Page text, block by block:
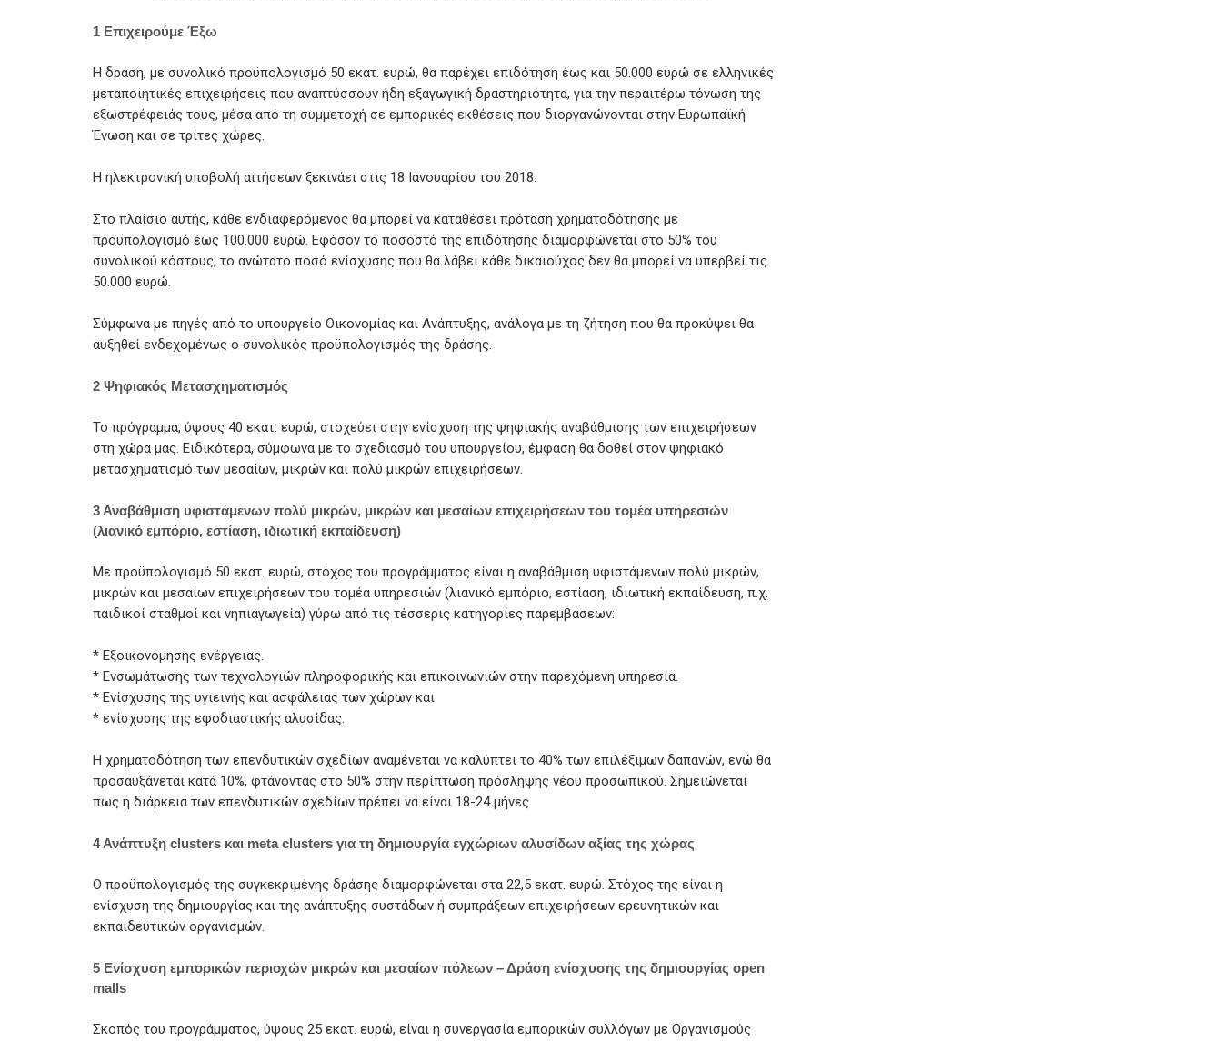
1 Επιχειρούμε Έξω
Η δράση, με συνολικό προϋπολογισμό 50 εκατ. ευρώ, θα παρέχει επιδότηση έως και 50.000 ευρώ σε ελληνικές
μεταποιητικές επιχειρήσεις που αναπτύσσουν ήδη εξαγωγική δραστηριότητα, για την περαιτέρω τόνωση της
εξωστρέφειάς τους, μέσα από τη συμμετοχή σε εμπορικές εκθέσεις που διοργανώνονται στην Ευρωπαϊκή
Ένωση και σε τρίτες χώρες.
Η ηλεκτρονική υποβολή αιτήσεων ξεκινάει στις 18 Ιανουαρίου του 2018.
Στο πλαίσιο αυτής, κάθε ενδιαφερόμενος θα μπορεί να καταθέσει πρόταση χρηματοδότησης με
προϋπολογισμό έως 100.000 ευρώ. Εφόσον το ποσοστό της επιδότησης διαμορφώνεται στο 50% του
συνολικού κόστους, το ανώτατο ποσό ενίσχυσης που θα λάβει κάθε δικαιούχος δεν θα μπορεί να υπερβεί τις
50.000 ευρώ.
Σύμφωνα με πηγές από το υπουργείο Οικονομίας και Ανάπτυξης, ανάλογα με τη ζήτηση που θα προκύψει θα
αυξηθεί ενδεχομένως ο συνολικός προϋπολογισμός της δράσης.
2 Ψηφιακός Μετασχηματισμός
Το πρόγραμμα, ύψους 40 εκατ. ευρώ, στοχεύει στην ενίσχυση της ψηφιακής αναβάθμισης των επιχειρήσεων
στη χώρα μας. Ειδικότερα, σύμφωνα με το σχεδιασμό του υπουργείου, έμφαση θα δοθεί στον ψηφιακό
μετασχηματισμό των μεσαίων, μικρών και πολύ μικρών επιχειρήσεων.
3 Αναβάθμιση υφιστάμενων πολύ μικρών, μικρών και μεσαίων επιχειρήσεων του τομέα υπηρεσιών
(λιανικό εμπόριο, εστίαση, ιδιωτική εκπαίδευση)
Με προϋπολογισμό 50 εκατ. ευρώ, στόχος του προγράμματος είναι η αναβάθμιση υφιστάμενων πολύ μικρών,
μικρών και μεσαίων επιχειρήσεων του τομέα υπηρεσιών (λιανικό εμπόριο, εστίαση, ιδιωτική εκπαίδευση, π.χ.
παιδικοί σταθμοί και νηπιαγωγεία) γύρω από τις τέσσερις κατηγορίες παρεμβάσεων:
* Εξοικονόμησης ενέργειας.
* Ενσωμάτωσης των τεχνολογιών πληροφορικής και επικοινωνιών στην παρεχόμενη υπηρεσία.
* Ενίσχυσης της υγιεινής και ασφάλειας των χώρων και
* ενίσχυσης της εφοδιαστικής αλυσίδας.
Η χρηματοδότηση των επενδυτικών σχεδίων αναμένεται να καλύπτει το 40% των επιλέξιμων δαπανών, ενώ θα
προσαυξάνεται κατά 10%, φτάνοντας στο 50% στην περίπτωση πρόσληψης νέου προσωπικού. Σημειώνεται
πως η διάρκεια των επενδυτικών σχεδίων πρέπει να είναι 18-24 μήνες.
4 Ανάπτυξη clusters και meta clusters για τη δημιουργία εγχώριων αλυσίδων αξίας της χώρας
Ο προϋπολογισμός της συγκεκριμένης δράσης διαμορφώνεται στα 22,5 εκατ. ευρώ. Στόχος της είναι η
ενίσχυση της δημιουργίας και της ανάπτυξης συστάδων ή συμπράξεων επιχειρήσεων ερευνητικών και
εκπαιδευτικών οργανισμών.
5 Ενίσχυση εμπορικών περιοχών μικρών και μεσαίων πόλεων – Δράση ενίσχυσης της δημιουργίας open
malls
Σκοπός του προγράμματος, ύψους 25 εκατ. ευρώ, είναι η συνεργασία εμπορικών συλλόγων με Οργανισμούς